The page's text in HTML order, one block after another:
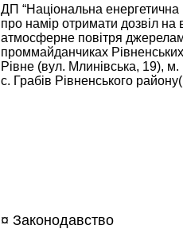
ДП “Національна енергетична
про намір отримати дозвіл
атмосферне повітря
проммайданчиках
Рівне (вул. Млинівська, 19),
с. Грабів Рівненського
¤ Законодавство